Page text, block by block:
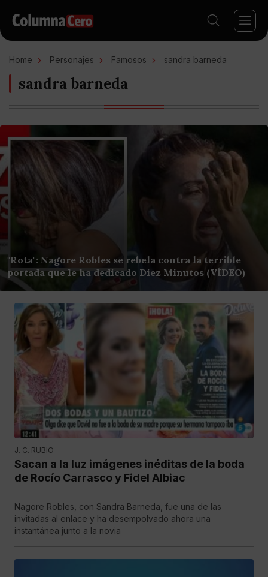
Home Personajes Famosos sandra barneda
sandra barneda
"Rota": Nagore Robles se rebela contra la terrible
portada que le ha dedicado Diez Minutos (VÍDEO)
J. C. RUBIO
Sacan a la luz imágenes inéditas de la boda
de Rocío Carrasco y Fidel Albiac
Nagore Robles, con Sandra Barneda, fue una de las
invitadas al enlace y ha desempolvado ahora una
instantánea junto a la novia